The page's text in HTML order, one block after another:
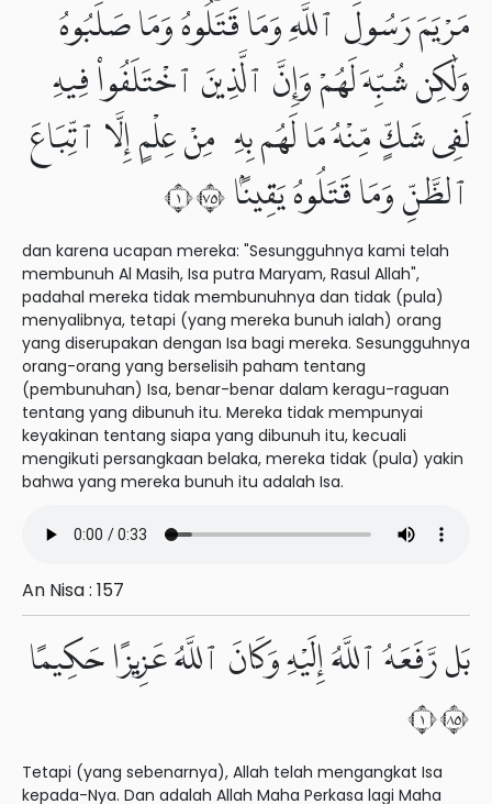
مَرْيَمَ رَسُولَ ٱللَّهِ وَمَا قَتَلُوهُ وَمَا صَلَبُوهُ
وَلَٰكِن شُبِّهَ لَهُمْ وَإِنَّ ٱلَّذِينَ ٱخْتَلَفُوا۟ فِيهِ
لَفِى شَكٍّ مِّنْهُ مَا لَهُم بِهِۦ مِنْ عِلْمٍ إِلَّا ٱتِّبَاعَ
ٱلظَّنِّ وَمَا قَتَلُوهُ يَقِينًۢا ١٥٧
dan karena ucapan mereka: "Sesungguhnya kami telah
membunuh Al Masih, Isa putra Maryam, Rasul Allah",
padahal mereka tidak membunuhnya dan tidak (pula)
menyalibnya, tetapi (yang mereka bunuh ialah) orang
yang diserupakan dengan Isa bagi mereka. Sesungguhnya
orang-orang yang berselisih paham tentang
(pembunuhan) Isa, benar-benar dalam keragu-raguan
tentang yang dibunuh itu. Mereka tidak mempunyai
keyakinan tentang siapa yang dibunuh itu, kecuali
mengikuti persangkaan belaka, mereka tidak (pula) yakin
bahwa yang mereka bunuh itu adalah Isa.
An Nisa : 157
بَل رَّفَعَهُ ٱللَّهُ إِلَيْهِ وَكَانَ ٱللَّهُ عَزِيزًا حَكِيمًا
١٥٨
Tetapi (yang sebenarnya), Allah telah mengangkat Isa
kepada-Nya. Dan adalah Allah Maha Perkasa lagi Maha